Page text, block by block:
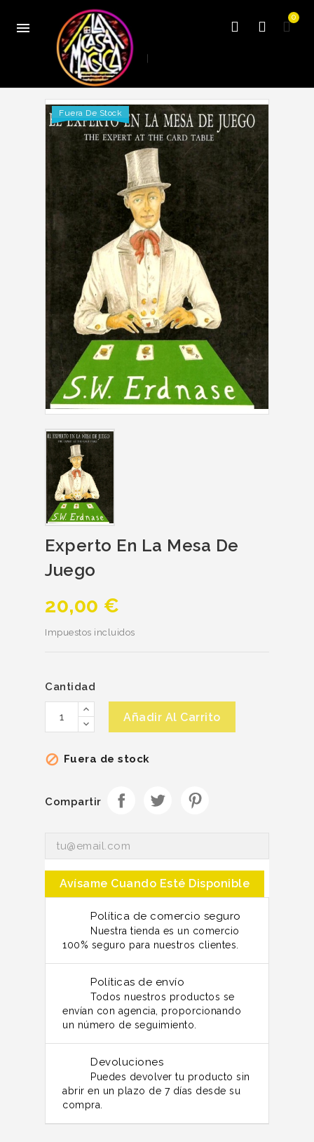

0
Fuera De Stock
Experto En La Mesa De
Juego
20,00 €
Impuestos incluidos
Cantidad
Añadir Al Carrito
 Fuera de stock
Compartir
Avísame Cuando Esté Disponible
Política de comercio seguro
Nuestra tienda es un comercio
100% seguro para nuestros clientes.
Políticas de envío
Todos nuestros productos se
envían con agencia, proporcionando
un número de seguimiento.
Devoluciones
Puedes devolver tu producto sin
abrir en un plazo de 7 días desde su
compra.